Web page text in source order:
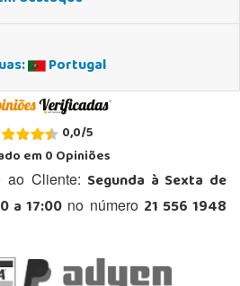
Portugal
0,0/5
em0Opiniões
ao Cliente: Segunda à Sexta de
a 17:00 no número 21 556 1948